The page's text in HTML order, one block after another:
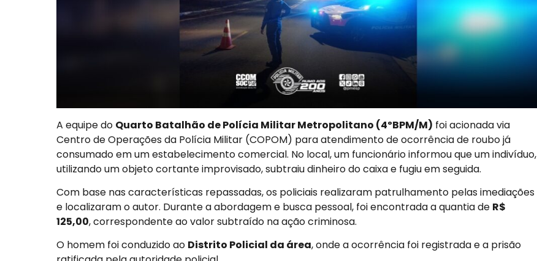
A equipe do Quarto Batalhão de Polícia Militar Metropolitano (4ºBPM/M) foi acionada via
Centro de Operações da Polícia Militar (COPOM) para atendimento de ocorrência de roubo já
consumado em um estabelecimento comercial. No local, um funcionário informou que um indivíduo,
utilizando um objeto cortante improvisado, subtraiu dinheiro do caixa e fugiu em seguida.
Com base nas características repassadas, os policiais realizaram patrulhamento pelas imediações
e localizaram o autor. Durante a abordagem e busca pessoal, foi encontrada a quantia de R$
125,00, correspondente ao valor subtraído na ação criminosa.
O homem foi conduzido ao Distrito Policial da área, onde a ocorrência foi registrada e a prisão